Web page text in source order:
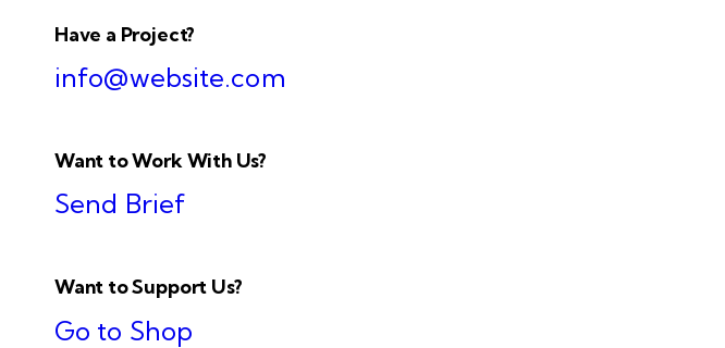
Have a Project?
info@website.com
Want to Work With Us?
Send Brief
Want to Support Us?
Go to Shop